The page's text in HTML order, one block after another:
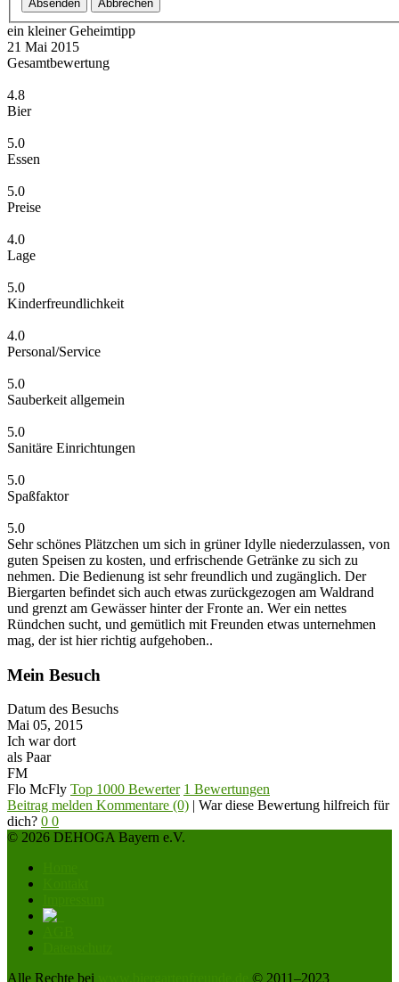
Absenden Abbrechen
ein kleiner Geheimtipp
21 Mai 2015
Gesamtbewertung
4.8
Bier
5.0
Essen
5.0
Preise
4.0
Lage
5.0
Kinderfreundlichkeit
4.0
Personal/Service
5.0
Sauberkeit allgemein
5.0
Sanitäre Einrichtungen
5.0
Spaßfaktor
5.0
Sehr schönes Plätzchen um sich in grüner Idylle niederzulassen, von
guten Speisen zu kosten, und erfrischende Getränke zu sich zu
nehmen. Die Bedienung ist sehr freundlich und zugänglich. Der
Biergarten befindet sich auch etwas zurückgezogen am Waldrand
und grenzt am Gewässer hinter der Fronte an. Wer ein nettes
Ründchen sucht, und gemütlich mit Freunden etwas unternehmen
mag, der ist hier richtig aufgehoben..
Mein Besuch
Datum des Besuchs
Mai 05, 2015
Ich war dort
als Paar
FM
Flo McFly Top 1000 Bewerter 1 Bewertungen
Beitrag melden Kommentare (0) | War diese Bewertung hilfreich für
dich? 0 0
© 2026 DEHOGA Bayern e.V.
Alle Rechte bei
© 2011–2023